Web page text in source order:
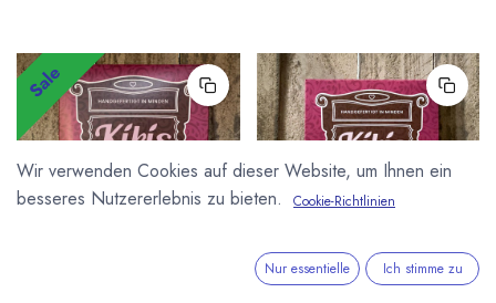
Sale
Wir verwenden Cookies auf dieser Website, um Ihnen ein
besseres Nutzererlebnis zu bieten.
Cookie-Richtlinien
Nur essentielle Ich stimme zu